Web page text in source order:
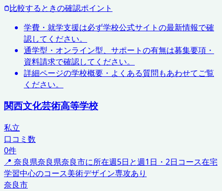
比較するときの確認ポイント
学費・就学支援は必ず学校公式サイトの最新情報で確
認してください。
通学型・オンライン型、サポートの有無は募集要項・
資料請求で確認してください。
詳細ページの学校概要・よくある質問もあわせてご覧
ください。
関西文化芸術高等学校
私立
口コミ数
0件
📍 奈良県奈良県奈良市に所在週5日と週1日・2日コース在宅
学習中心のコース美術デザイン専攻あり
奈良市